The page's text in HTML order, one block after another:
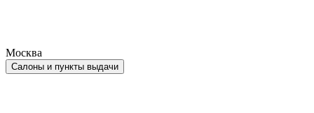
Москва
Салоны и пункты выдачи